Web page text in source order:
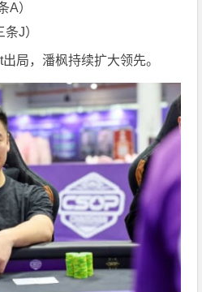
A）
J）
局，潘枫持续扩大领先。